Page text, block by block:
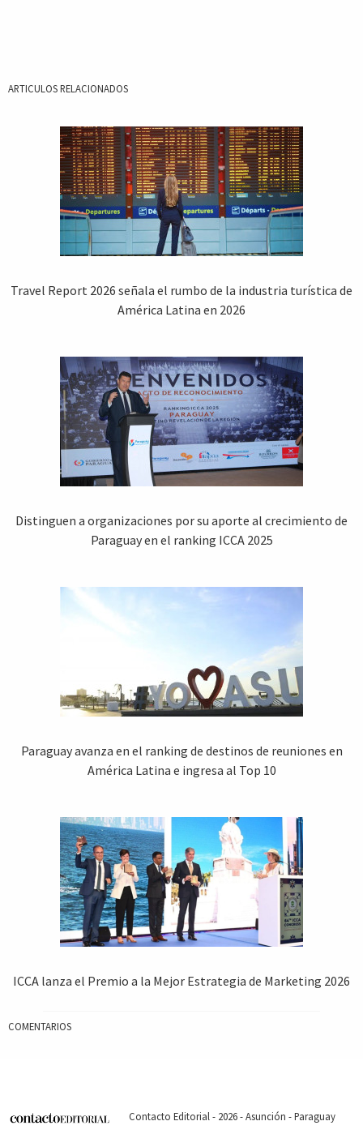
ARTICULOS RELACIONADOS
Travel Report 2026 señala el rumbo de la industria turística de
América Latina en 2026
Distinguen a organizaciones por su aporte al crecimiento de
Paraguay en el ranking ICCA 2025
Paraguay avanza en el ranking de destinos de reuniones en
América Latina e ingresa al Top 10
ICCA lanza el Premio a la Mejor Estrategia de Marketing 2026
COMENTARIOS
Contacto Editorial - 2026 - Asunción - Paraguay